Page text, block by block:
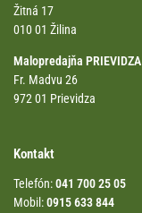
Žitná 17
010 01 Žilina
Malopredajňa PRIEVIDZA
Fr. Madvu 26
972 01 Prievidza
Kontakt
Telefón:041 700 25 05
Mobil:0915 633 844